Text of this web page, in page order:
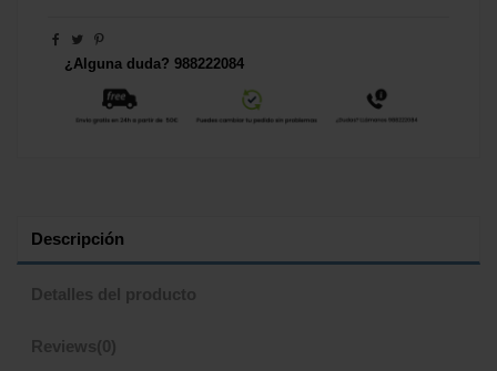
¿Alguna duda? 988222084
Descripción
Detalles del producto
Reviews(0)